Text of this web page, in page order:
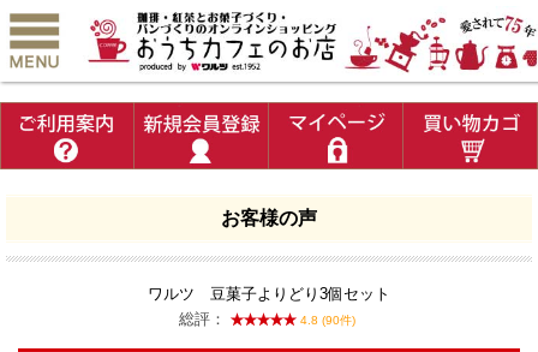
お客様の声
ワルツ 豆菓子よりどり3個セット
総評：
4.8 (90件)